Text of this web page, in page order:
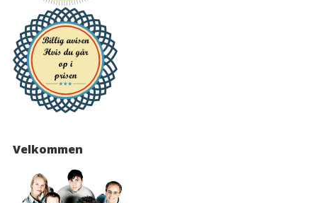
Velkommen